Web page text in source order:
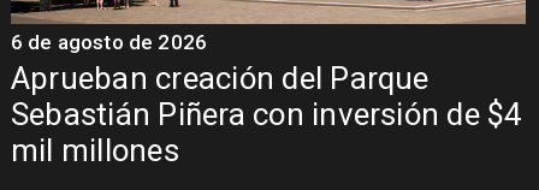
Aprueban creación del Parque
Sebastián Piñera con inversión de $4
mil millones
6 de agosto de 2026